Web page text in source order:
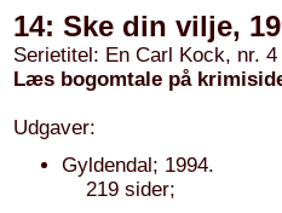
14: Ske din vilje,
Serietitel: En Carl Kock, nr. 4
Læs bogomtale på
Udgaver:
Gyldendal; 1994.
219 sider;